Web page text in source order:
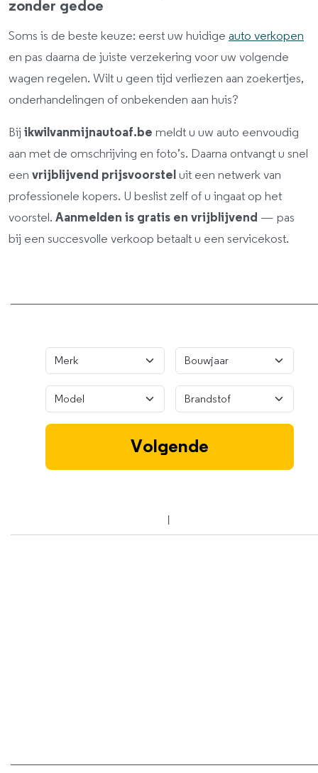
zonder gedoe
Soms is de beste keuze: eerst uw huidige auto verkopen
en pas daarna de juiste verzekering voor uw volgende
wagen regelen. Wilt u geen tijd verliezen aan zoekertjes,
onderhandelingen of onbekenden aan huis?
Bij ikwilvanmijnautoaf.be meldt u uw auto eenvoudig
aan met de omschrijving en foto’s. Daarna ontvangt u snel
een vrijblijvend prijsvoorstel uit een netwerk van
professionele kopers. U beslist zelf of u ingaat op het
voorstel. Aanmelden is gratis en vrijblijvend — pas
bij een succesvolle verkoop betaalt u een servicekost.